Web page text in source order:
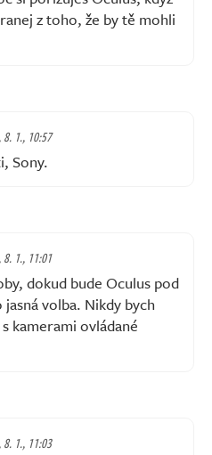
z toho, že by tě mohli
1., 10:57
Sony.
1., 11:01
dokud bude Oculus pod
volba. Nikdy bych
kamerami ovládané
1., 11:03